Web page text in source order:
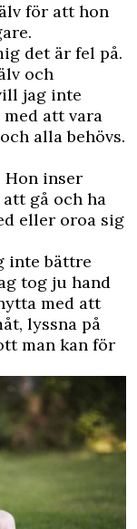
för att hon
det är fel på.
och
jag inte
att vara
alla behövs.
Hon inser
gå och ha
eller oroa sig
inte bättre
tog ju hand
med att
lyssna på
man kan för